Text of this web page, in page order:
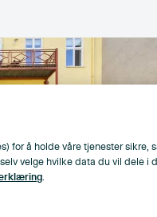
for å holde våre tjenester sikre,
velge hvilke data du vil dele i
.